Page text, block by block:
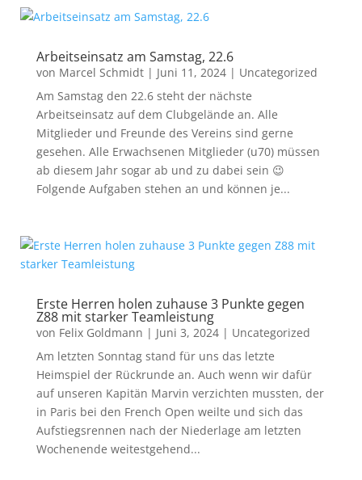
Arbeitseinsatz am Samstag, 22.6
von Marcel Schmidt| Juni 11, 2024| Uncategorized
Am Samstag den 22.6 steht der nächste
Arbeitseinsatz auf dem Clubgelände an. Alle
Mitglieder und Freunde des Vereins sind gerne
gesehen. Alle Erwachsenen Mitglieder (u70) müssen
ab diesem Jahr sogar ab und zu dabei sein 😉
Folgende Aufgaben stehen an und können je...
Erste Herren holen zuhause 3 Punkte gegen
Z88 mit starker Teamleistung
von Felix Goldmann | Juni 3, 2024| Uncategorized
Am letzten Sonntag stand für uns das letzte
Heimspiel der Rückrunde an. Auch wenn wir dafür
auf unseren Kapitän Marvin verzichten mussten, der
in Paris bei den French Open weilte und sich das
Aufstiegsrennen nach der Niederlage am letzten
Wochenende weitestgehend...